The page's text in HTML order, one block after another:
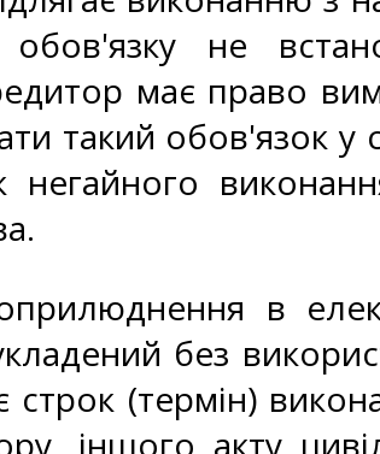
не
має право
такий обов'язок у
в
без
строк (термін)
іншого акту